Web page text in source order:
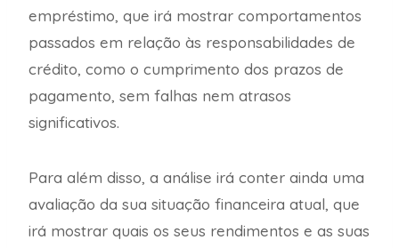
empréstimo, que irá mostrar comportamentos
passados em relação às responsabilidades de
crédito, como o cumprimento dos prazos de
pagamento, sem falhas nem atrasos
significativos.
Para além disso, a análise irá conter ainda uma
avaliação da sua situação financeira atual, que
irá mostrar quais os seus rendimentos e as suas